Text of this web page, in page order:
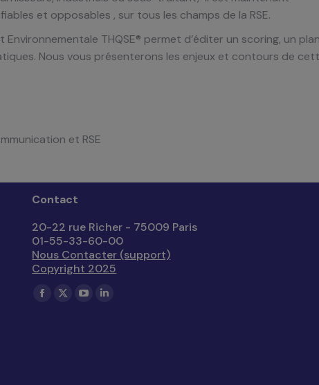
et opposables , sur tous les champs de la RSE.
THQSE® permet d’éditer un scoring, un plan
Nous vous présenterons les enjeux et contours de
et RSE
Contact
20-22 rue Richer - 75009 Paris
01-55-33-60-00
Nous Contacter (support)
Copyright 2025
Trouvez nous sur :
La
La
La
La